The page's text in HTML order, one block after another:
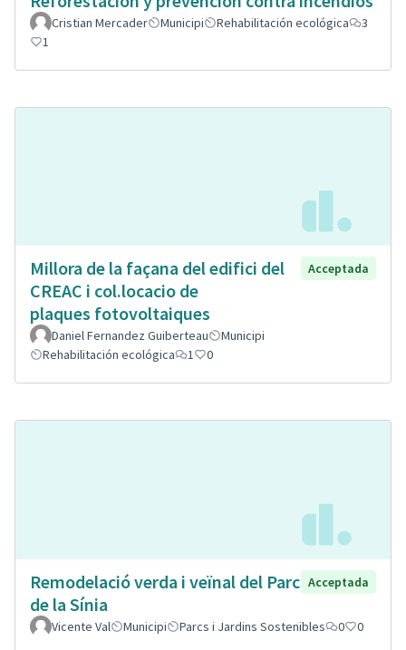
Cristian Mercader Municipi Rehabilitación ecológica
3
1
Millora de la façana del edifici del
CREAC i col.locacio de
plaques fotovoltaiques
Acceptada
Daniel Fernandez Guiberteau
Municipi
Rehabilitación ecológica
1 0
Remodelació verda i veïnal del Parc
de la Sínia
Acceptada
Vicente Val Municipi Parcs i Jardins Sostenibles 0 0